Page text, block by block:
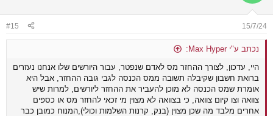
15/7/24
#15
נכתב ע"י Max Hyper:
היי, עדכון, לצורך ההחזר מס לאדם שנפטר, עבור היורשים שלו אנחנו נעזרים
ברואת חשבון שקיבלה תשובה ממס הכנסה לגבי גובה ההחזר, אבל היא
אומרת שמס הכנסה לא מוכן להעביר את ההחזר ליורשים, למרות שיש
צוואה וצו קיום צוואה, כי בצוואה לא מצוין מי זכאי להחזר מס או כספים
אחרים מלבד מה שכן מצוין (בנק, קרנות השלמות וכולי),המנוח כמובן כבר